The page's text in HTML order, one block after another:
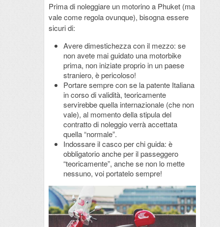
Prima di noleggiare un motorino a Phuket (ma
vale come regola ovunque), bisogna essere
sicuri di:
Avere dimestichezza con il mezzo: se
non avete mai guidato una motorbike
prima, non iniziate proprio in un paese
straniero, è pericoloso!
Portare sempre con se la patente Italiana
in corso di validità, teoricamente
servirebbe quella internazionale (che non
vale), al momento della stipula del
contratto di noleggio verrà accettata
quella “normale”.
Indossare il casco per chi guida: è
obbligatorio anche per il passeggero
“teoricamente”, anche se non lo mette
nessuno, voi portatelo sempre!